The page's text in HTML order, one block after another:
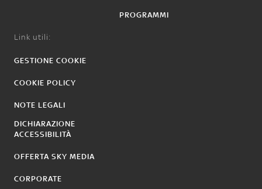
PROGRAMMI
Link utili:
GESTIONE COOKIE
COOKIE POLICY
NOTE LEGALI
DICHIARAZIONE
ACCESSIBILITÀ
OFFERTA SKY MEDIA
CORPORATE